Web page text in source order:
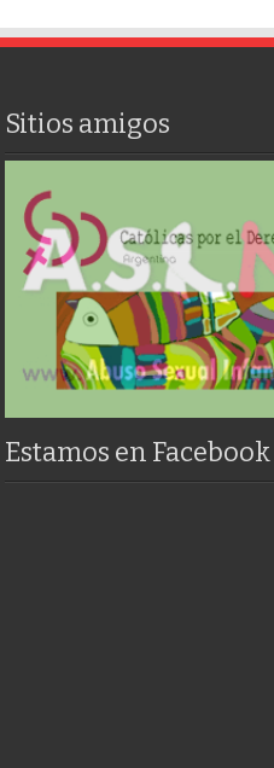
Sitios amigos
Estamos en Facebook